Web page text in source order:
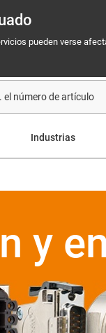
pueden verse
Industrias
y